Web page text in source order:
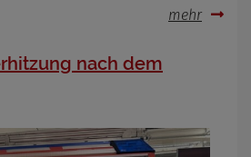
mehr
nach dem